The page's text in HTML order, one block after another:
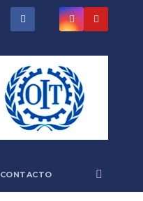
CONTACTO